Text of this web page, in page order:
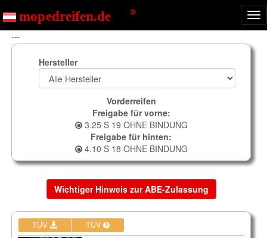
---
Hersteller
Vorderreifen
Freigabe für vorne:
3.25 S 19 OHNE BINDUNG
Freigabe für hinten:
4.10 S 18 OHNE BINDUNG
Wichtiger Hinweis zur ABE-Zulassung
TÜV TÜV